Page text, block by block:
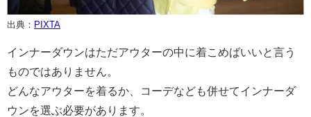
出典： PIXTA
インナーダウンはただアウターの中に着こめばいいと言う
ものではありません。
どんなアウターを着るか、コーデなども併せてインナーダ
ウンを選ぶ必要があります。